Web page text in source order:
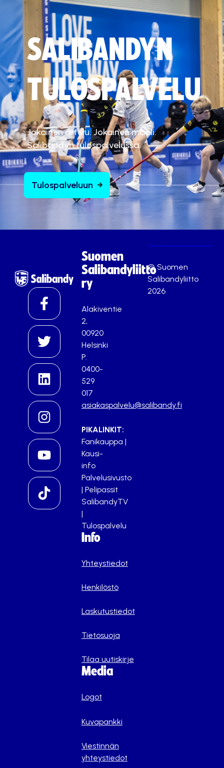
SALIBANDYN
TULOSPALVELU
Jokainen ottelu. Jokainen maali.
Salibandyn tulospalvelussa.
Tulospalveluun
Suomen
Salibandyliitto
ry
Alakiventie
2,
00920
Helsinki
P.
0400-
529
017
asiakaspalvelu@salibandy.fi
PIKALINKIT:
Fanikauppa |
Kausi-
info
Palvelusivusto
| Pelipassit
SalibandyTV
|
Tulospalvelu
Info
Yhteystiedot
Henkilöstö
Laskutustiedot
Tietosuoja
Tilaa uutiskirje
Media
Logot
Kuvapankki
Viestinnän
yhteystiedot
© Suomen
Salibandyliitto
2026